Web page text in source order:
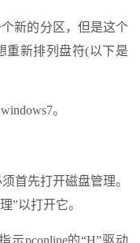
新的分区，但是这个
重新排列盘符(以下是
。
首先打开磁盘管理。
”以打开它。
pconline的“H”驱动